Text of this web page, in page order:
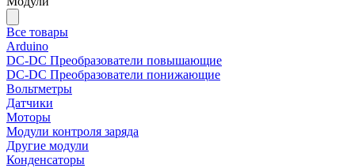
Все товары
Arduino
DC-DC Преобразователи повышающие
DC-DC Преобразователи понижающие
Вольтметры
Датчики
Моторы
Модули контроля заряда
Другие модули
Конденсаторы